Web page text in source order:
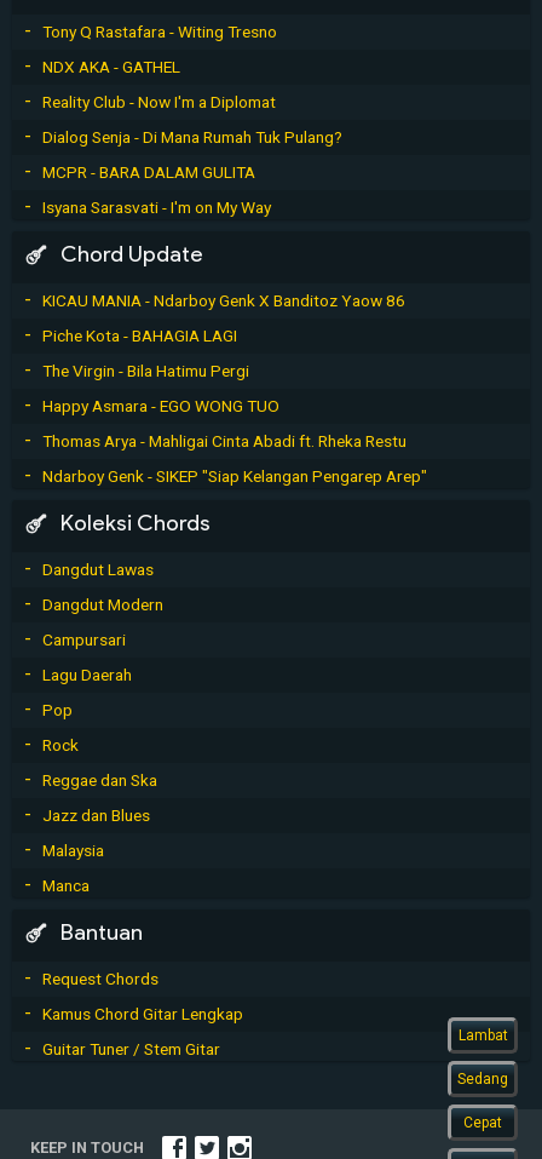
Lambat
Sedang
Cepat
Tony Q Rastafara - Witing Tresno
NDX AKA - GATHEL
Reality Club - Now I'm a Diplomat
Dialog Senja - Di Mana Rumah Tuk Pulang?
MCPR - BARA DALAM GULITA
Isyana Sarasvati - I'm on My Way
Chord Update
KICAU MANIA - Ndarboy Genk X Banditoz Yaow 86
Piche Kota - BAHAGIA LAGI
The Virgin - Bila Hatimu Pergi
Happy Asmara - EGO WONG TUO
Thomas Arya - Mahligai Cinta Abadi ft. Rheka Restu
Ndarboy Genk - SIKEP "Siap Kelangan Pengarep Arep"
Koleksi Chords
Dangdut Lawas
Dangdut Modern
Campursari
Lagu Daerah
Pop
Rock
Reggae dan Ska
Jazz dan Blues
Malaysia
Manca
Bantuan
Request Chords
Kamus Chord Gitar Lengkap
Guitar Tuner / Stem Gitar
KEEP IN TOUCH